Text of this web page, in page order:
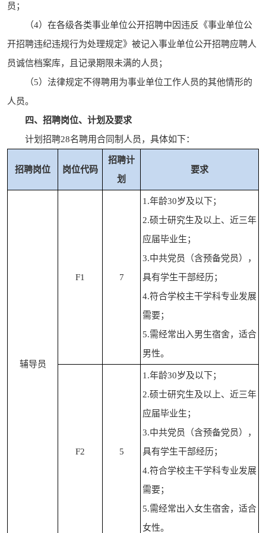
员；
（4）在各级各类事业单位公开招聘中因违反《事业单位公
开招聘违纪违规行为处理规定》被记入事业单位公开招聘应聘人
员诚信档案库，且记录期限未满的人员；
（5）法律规定不得聘用为事业单位工作人员的其他情形的
人员。
四、招聘岗位、计划及要求
计划招聘28名聘用合同制人员，具体如下：
招聘岗位 岗位代码
招聘计
划
要求
辅导员
F1 7
1.年龄30岁及以下；
2.硕士研究生及以上、近三年
应届毕业生；
3.中共党员（含预备党员），
具有学生干部经历；
4.符合学校主干学科专业发展
需要；
5.需经常出入男生宿舍，适合
男性。
F2 5
1.年龄30岁及以下；
2.硕士研究生及以上、近三年
应届毕业生；
3.中共党员（含预备党员），
具有学生干部经历；
4.符合学校主干学科专业发展
需要；
5.需经常出入女生宿舍，适合
女性。